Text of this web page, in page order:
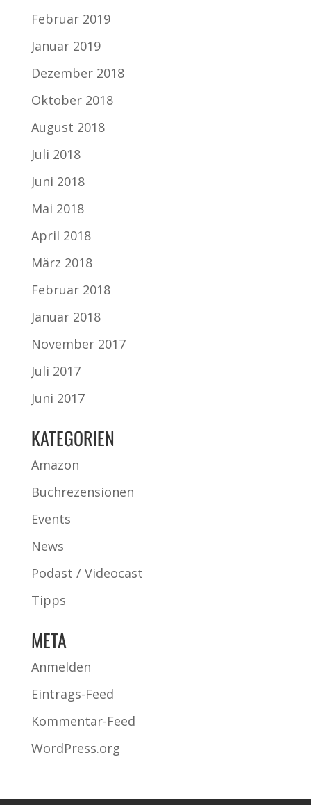
Februar 2019
Januar 2019
Dezember 2018
Oktober 2018
August 2018
Juli 2018
Juni 2018
Mai 2018
April 2018
März 2018
Februar 2018
Januar 2018
November 2017
Juli 2017
Juni 2017
KATEGORIEN
Amazon
Buchrezensionen
Events
News
Podast / Videocast
Tipps
META
Anmelden
Eintrags-Feed
Kommentar-Feed
WordPress.org